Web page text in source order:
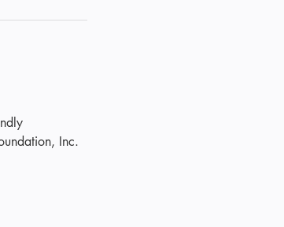
Inc.